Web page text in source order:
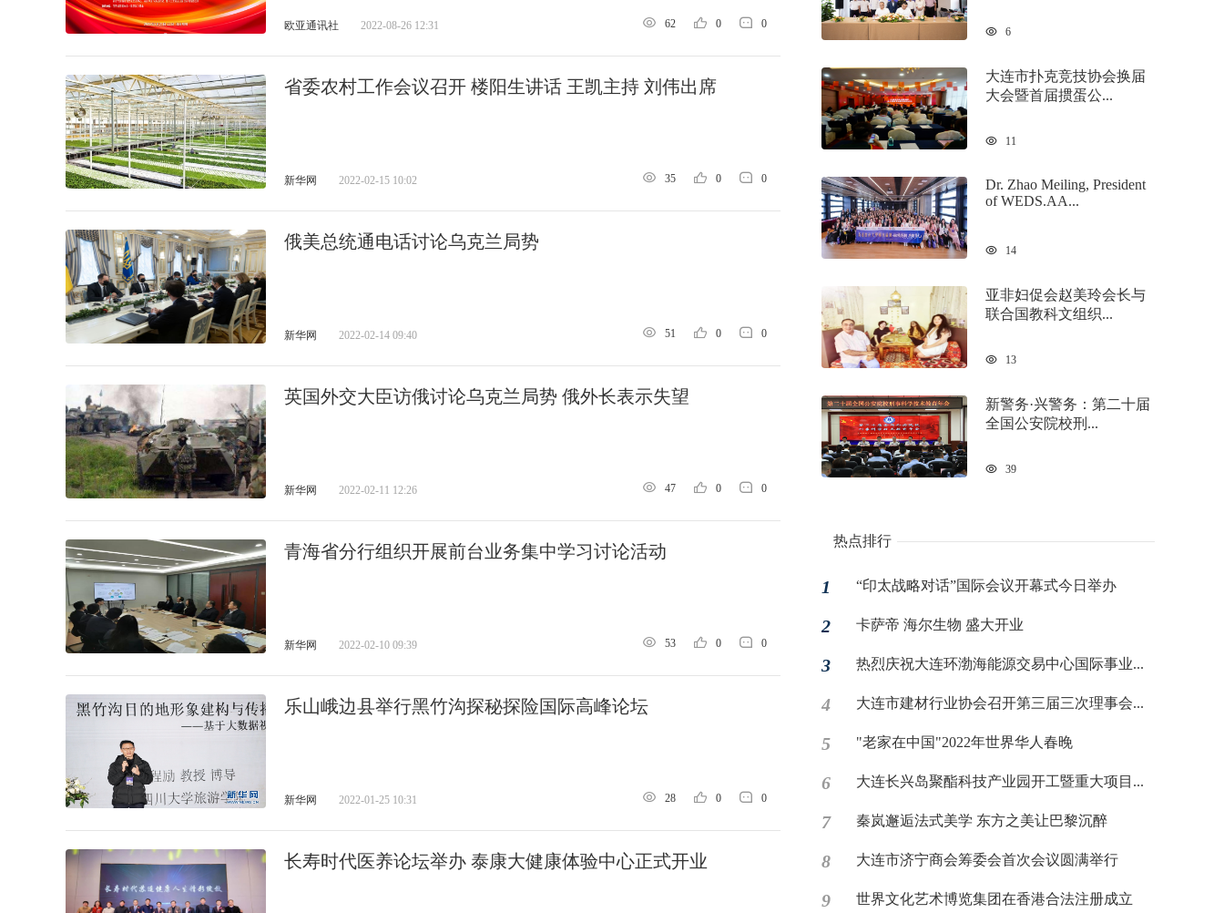
欧亚通讯社 2022-08-26 12:31 62 0 0
省委农村工作会议召开 楼阳生讲话 王凯主持 刘伟出席
新华网 2022-02-15 10:02 35 0 0
俄美总统通电话讨论乌克兰局势
新华网 2022-02-14 09:40 51 0 0
英国外交大臣访俄讨论乌克兰局势 俄外长表示失望
新华网 2022-02-11 12:26 47 0 0
青海省分行组织开展前台业务集中学习讨论活动
新华网 2022-02-10 09:39 53 0 0
乐山峨边县举行黑竹沟探秘探险国际高峰论坛
新华网 2022-01-25 10:31 28 0 0
长寿时代医养论坛举办 泰康大健康体验中心正式开业
6
大连市扑克竞技协会换届
大会暨首届掼蛋公...
11
Dr. Zhao Meiling, President
of WEDS.AA...
14
亚非妇促会赵美玲会长与
联合国教科文组织...
13
新警务·兴警务：第二十届
全国公安院校刑...
39
热点排行
1 “印太战略对话”国际会议开幕式今日举办
2 卡萨帝 海尔生物 盛大开业
3 热烈庆祝大连环渤海能源交易中心国际事业...
4 大连市建材行业协会召开第三届三次理事会...
5 "老家在中国"2022年世界华人春晚
6 大连长兴岛聚酯科技产业园开工暨重大项目...
7 秦岚邂逅法式美学 东方之美让巴黎沉醉
8 大连市济宁商会筹委会首次会议圆满举行
9 世界文化艺术博览集团在香港合法注册成立